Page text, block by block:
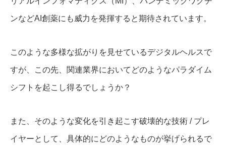
ンなどAI創薬にも威力を発揮すると期待されています。
このような多様な拡がりを見せているデジタルヘルスで
すが、この先、関連業界においてどのようなパラダイム
シフトを起こし得るでしょうか？
また、そのような変化を引き起こす破壊的な技術 / プレ
イヤーとして、具体的にどのようなものが挙げられるで